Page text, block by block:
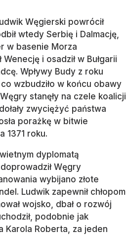
Węgierski powrócił
wtedy Serbię i Dalmację,
w basenie Morza
i osadził w Bułgarii
Wpływy Budy z roku
wzbudziło w końcu obawy
stanęły na czele koalicji
zwyciężyć państwa
porażkę w bitwie
1371 roku.
dyplomatą
Węgry
wybijano złote
Ludwik zapewnił chłopom
wojsko, dbał o rozwój
podobnie jak
Karola Roberta, za jeden